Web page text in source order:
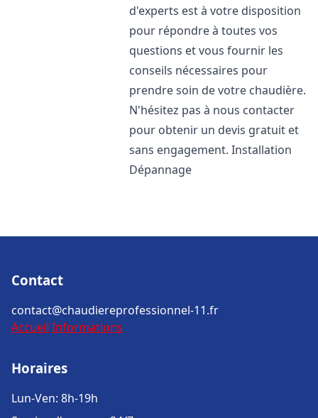
d'experts est à votre disposition
pour répondre à toutes vos
questions et vous fournir les
conseils nécessaires pour
prendre soin de votre chaudière.
N'hésitez pas à nous contacter
pour obtenir un devis gratuit et
sans engagement. Installation
Dépannage
Contact
contact@chaudiereprofessionnel-11.fr
Accueil Informations
Horaires
Lun-Ven: 8h-19h